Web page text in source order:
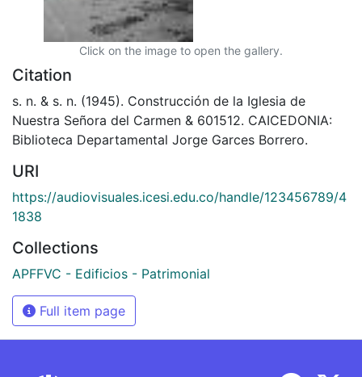
Click on the image to open the gallery.
Citation
s. n. & s. n. (1945). Construcción de la Iglesia de
Nuestra Señora del Carmen & 601512. CAICEDONIA:
Biblioteca Departamental Jorge Garces Borrero.
URI
https://audiovisuales.icesi.edu.co/handle/123456789/4
1838
Collections
APFFVC - Edificios - Patrimonial
Full item page